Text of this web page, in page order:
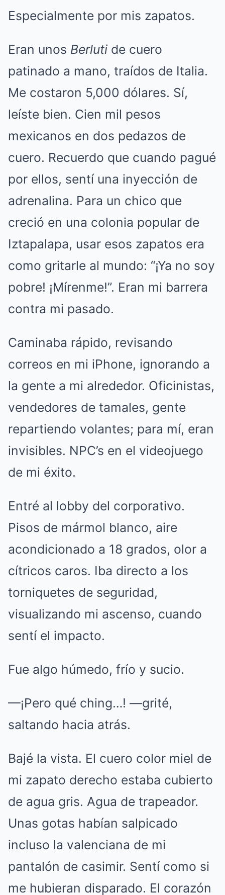
Especialmente por mis zapatos.
Eran unos Berluti de cuero
patinado a mano, traídos de Italia.
Me costaron 5,000 dólares. Sí,
leíste bien. Cien mil pesos
mexicanos en dos pedazos de
cuero. Recuerdo que cuando pagué
por ellos, sentí una inyección de
adrenalina. Para un chico que
creció en una colonia popular de
Iztapalapa, usar esos zapatos era
como gritarle al mundo: “¡Ya no soy
pobre! ¡Mírenme!”. Eran mi barrera
contra mi pasado.
Caminaba rápido, revisando
correos en mi iPhone, ignorando a
la gente a mi alrededor. Oficinistas,
vendedores de tamales, gente
repartiendo volantes; para mí, eran
invisibles. NPC’s en el videojuego
de mi éxito.
Entré al lobby del corporativo.
Pisos de mármol blanco, aire
acondicionado a 18 grados, olor a
cítricos caros. Iba directo a los
torniquetes de seguridad,
visualizando mi ascenso, cuando
sentí el impacto.
Fue algo húmedo, frío y sucio.
—¡Pero qué ching…! —grité,
saltando hacia atrás.
Bajé la vista. El cuero color miel de
mi zapato derecho estaba cubierto
de agua gris. Agua de trapeador.
Unas gotas habían salpicado
incluso la valenciana de mi
pantalón de casimir. Sentí como si
me hubieran disparado. El corazón